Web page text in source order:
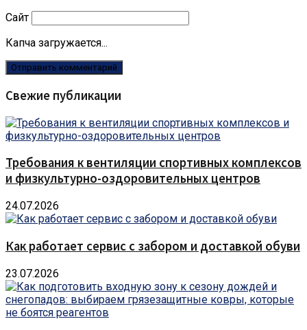
Сайт
Капча загружается...
Свежие публикации
Требования к вентиляции спортивных комплексов
и физкультурно-оздоровительных центров
24.07.2026
Как работает сервис с забором и доставкой обуви
23.07.2026